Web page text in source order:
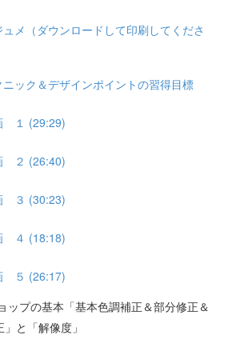
メ（ダウンロードして印刷してくださ
ック＆デザインポイントの習得目標
１ (29:29)
２ (26:40)
３ (30:23)
４ (18:18)
５ (26:17)
プの基本「基本色調補正＆部分修正＆
と「解像度」